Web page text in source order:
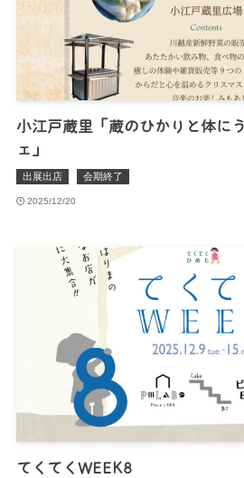
小江戸蔵里「蔵のひかりと体に
ェ」
出展出店 会期終了
2025/12/20
てくてくWEEK8